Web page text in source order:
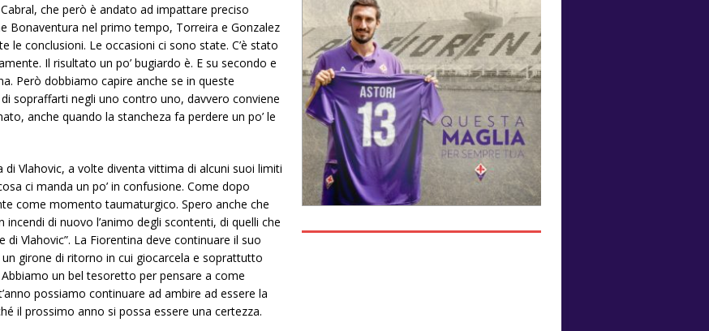
che però è andato ad impattare preciso
Bonaventura nel primo tempo, Torreira e Gonzalez
le conclusioni. Le occasioni ci sono state. C’è stato
Il risultato un po’ bugiardo è. E su secondo e
Però dobbiamo capire anche se in queste
sopraffarti negli uno contro uno, davvero conviene
anche quando la stancheza fa perdere un po’ le
Vlahovic, a volte diventa vittima di alcuni suoi limiti
ci manda un po’ in confusione. Come dopo
come momento taumaturgico. Spero anche che
di nuovo l’animo degli scontenti, di quelli che
Vlahovic”. La Fiorentina deve continuare il suo
girone di ritorno in cui giocarcela e soprattutto
un bel tesoretto per pensare a come
possiamo continuare ad ambire ad essere la
il prossimo anno si possa essere una certezza.